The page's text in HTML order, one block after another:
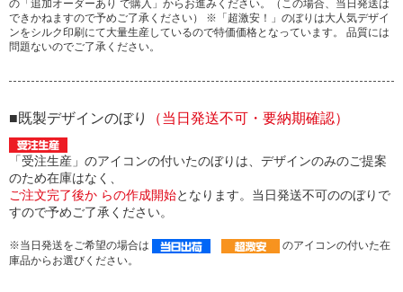
の「追加オーダーあり で購入」からお進みください。（この場合、当日発送は
できかねますので予めご了承ください） ※「超激安！」のぼりは大人気デザイ
ンをシルク印刷にて大量生産しているので特価価格となっています。 品質には
問題ないのでご了承ください。
■既製デザインのぼり （当日発送不可・要納期確認）
「受注生産」のアイコンの付いたのぼりは、デザインのみのご提案
のため在庫はなく、
ご注文完了後か らの作成開始となります。当日発送不可ののぼりで
すので予めご了承ください。
※当日発送をご希望の場合は
のアイコンの付いた在
庫品からお選びください。